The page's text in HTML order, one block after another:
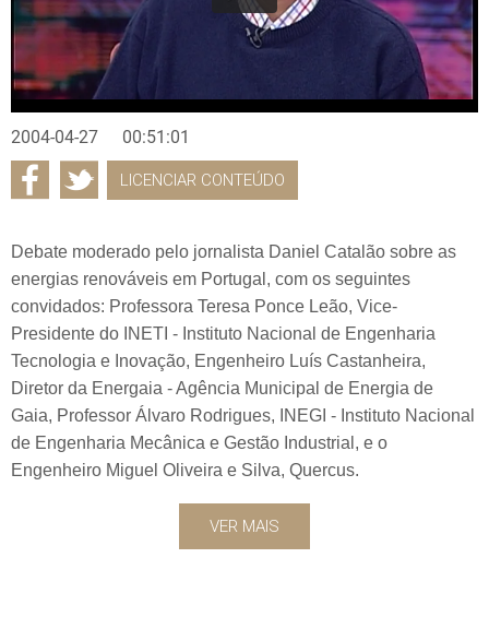
2004-04-27 00:51:01
LICENCIAR CONTEÚDO
Debate moderado pelo jornalista Daniel Catalão sobre as
energias renováveis em Portugal, com os seguintes
convidados: Professora Teresa Ponce Leão, Vice-
Presidente do INETI - Instituto Nacional de Engenharia
Tecnologia e Inovação, Engenheiro Luís Castanheira,
Diretor da Energaia - Agência Municipal de Energia de
Gaia, Professor Álvaro Rodrigues, INEGI - Instituto Nacional
de Engenharia Mecânica e Gestão Industrial, e o
Engenheiro Miguel Oliveira e Silva, Quercus.
VER MAIS